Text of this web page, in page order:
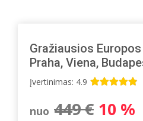
Gražiausios
Praha, Viena,
Įvertinimas: 4.9
nuo 449 € 10 %